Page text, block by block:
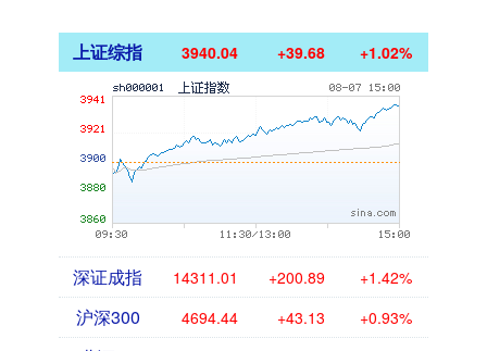
上证综指 3940.04 +39.68 +1.02%
深证成指 14311.01 +200.89 +1.42%
沪深300 4694.44 +43.13 +0.93%